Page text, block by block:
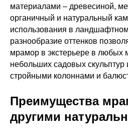
материалами – древесиной,
органичный и натуральный
использования в
разнообразие оттенков
мрамор в экстерьере в любых
небольших садовых скульптур
стройными колоннами и
Преимущества
другими